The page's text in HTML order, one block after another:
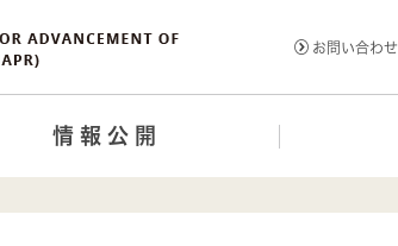
お問い合わせ
情報公開